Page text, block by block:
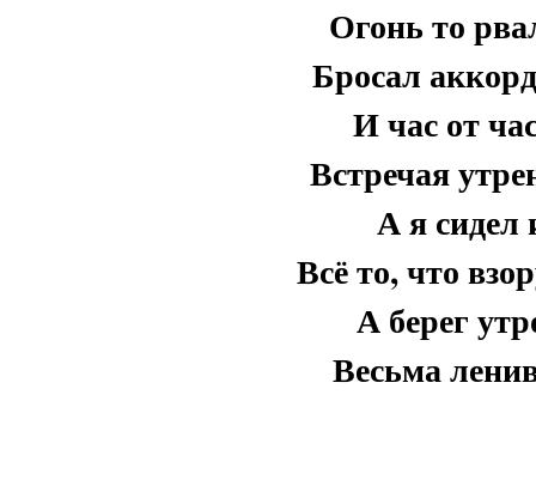
Огонь то
Бросал
И час от
Встречая
А я сидел
Всё то, что
А берег
Весьма